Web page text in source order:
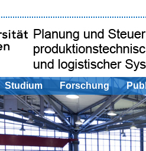
Studium Forschung